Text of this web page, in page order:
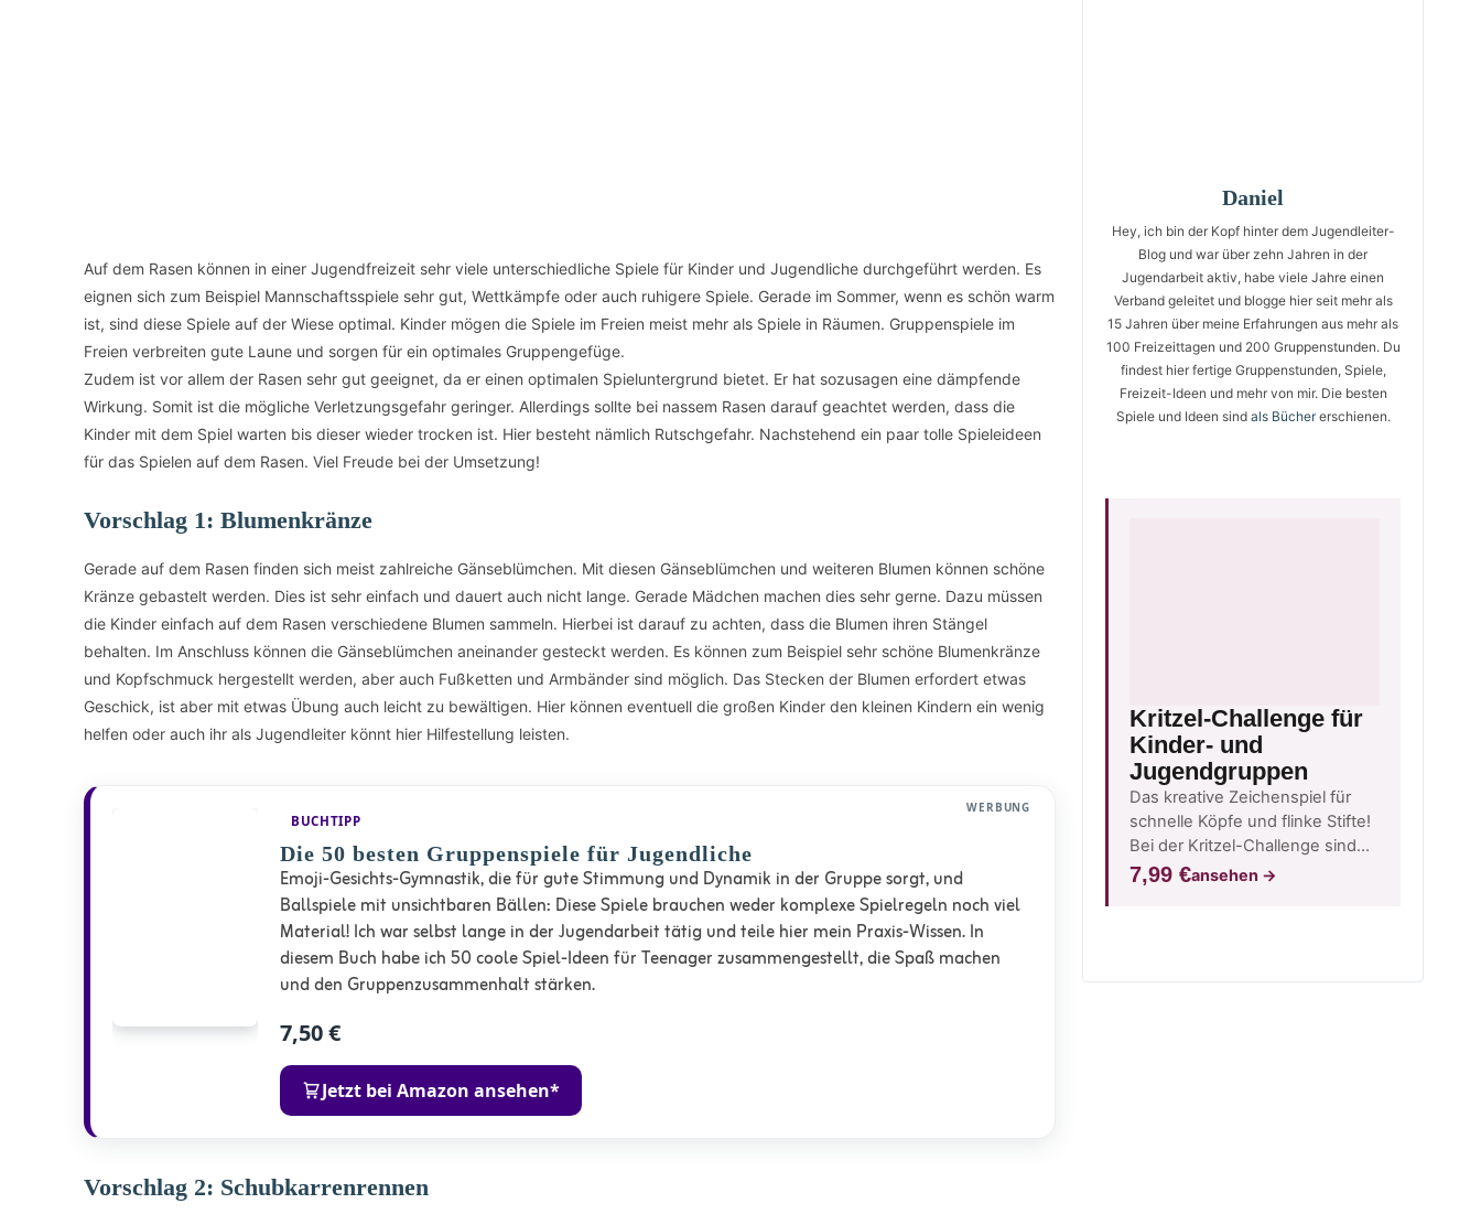
Auf dem Rasen können in einer Jugendfreizeit sehr viele unterschiedliche Spiele für Kinder und Jugendliche durchgeführt werden. Es
eignen sich zum Beispiel Mannschaftsspiele sehr gut, Wettkämpfe oder auch ruhigere Spiele. Gerade im Sommer, wenn es schön warm
ist, sind diese Spiele auf der Wiese optimal. Kinder mögen die Spiele im Freien meist mehr als Spiele in Räumen. Gruppenspiele im
Freien verbreiten gute Laune und sorgen für ein optimales Gruppengefüge.
Zudem ist vor allem der Rasen sehr gut geeignet, da er einen optimalen Spieluntergrund bietet. Er hat sozusagen eine dämpfende
Wirkung. Somit ist die mögliche Verletzungsgefahr geringer. Allerdings sollte bei nassem Rasen darauf geachtet werden, dass die
Kinder mit dem Spiel warten bis dieser wieder trocken ist. Hier besteht nämlich Rutschgefahr. Nachstehend ein paar tolle Spieleideen
für das Spielen auf dem Rasen. Viel Freude bei der Umsetzung!
Vorschlag 1: Blumenkränze
Gerade auf dem Rasen finden sich meist zahlreiche Gänseblümchen. Mit diesen Gänseblümchen und weiteren Blumen können schöne
Kränze gebastelt werden. Dies ist sehr einfach und dauert auch nicht lange. Gerade Mädchen machen dies sehr gerne. Dazu müssen
die Kinder einfach auf dem Rasen verschiedene Blumen sammeln. Hierbei ist darauf zu achten, dass die Blumen ihren Stängel
behalten. Im Anschluss können die Gänseblümchen aneinander gesteckt werden. Es können zum Beispiel sehr schöne Blumenkränze
und Kopfschmuck hergestellt werden, aber auch Fußketten und Armbänder sind möglich. Das Stecken der Blumen erfordert etwas
Geschick, ist aber mit etwas Übung auch leicht zu bewältigen. Hier können eventuell die großen Kinder den kleinen Kindern ein wenig
helfen oder auch ihr als Jugendleiter könnt hier Hilfestellung leisten.
WERBUNG
BUCHTIPP
Die 50 besten Gruppenspiele für Jugendliche
Emoji-Gesichts-Gymnastik, die für gute Stimmung und Dynamik in der Gruppe sorgt, und
Ballspiele mit unsichtbaren Bällen: Diese Spiele brauchen weder komplexe Spielregeln noch viel
Material! Ich war selbst lange in der Jugendarbeit tätig und teile hier mein Praxis-Wissen. In
diesem Buch habe ich 50 coole Spiel-Ideen für Teenager zusammengestellt, die Spaß machen
und den Gruppenzusammenhalt stärken.
7,50 €
Jetzt bei Amazon ansehen*
Vorschlag 2: Schubkarrenrennen
Daniel
Hey, ich bin der Kopf hinter dem Jugendleiter-
Blog und war über zehn Jahren in der
Jugendarbeit aktiv, habe viele Jahre einen
Verband geleitet und blogge hier seit mehr als
15 Jahren über meine Erfahrungen aus mehr als
100 Freizeittagen und 200 Gruppenstunden. Du
findest hier fertige Gruppenstunden, Spiele,
Freizeit-Ideen und mehr von mir. Die besten
Spiele und Ideen sind als Büchererschienen.
Kritzel-Challenge für
Kinder- und
Jugendgruppen
Das kreative Zeichenspiel für
schnelle Köpfe und flinke Stifte!
Bei der Kritzel-Challenge sind
Fantasie, Teamgeist und S…
7,99 €ansehen →